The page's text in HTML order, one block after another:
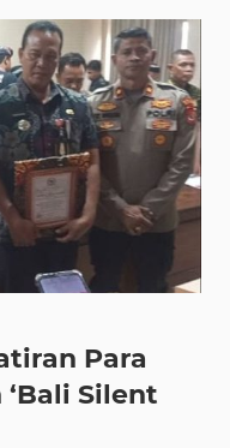
Para
Silent